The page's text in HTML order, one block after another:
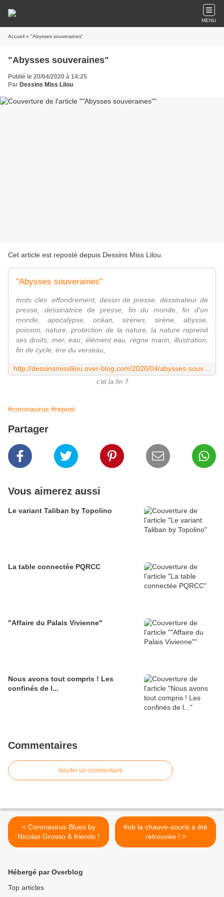
MENU
Accueil » "Abysses souveraines"
"Abysses souveraines"
Publié le 20/04/2020 à 14:25
Par Dessins Miss Lilou
Cet article est reposté depuis Dessins Miss Lilou
"Abysses souveraines"
mots clés :effondrement, dessin de presse, dessinateur de
presse, dessinatrice de presse, fin du monde, fin d'un
monde, apocalypse, océan, sirènes, sirène, abysse,
poisson, nature, protection de la nature, la nature reprend
ses droits, mer, eau, élément eau, règne marin, illustration,
fin de cycle, ère du verseau,
c'et la fin ?
#coronavirus #repost
Partager
Vous aimerez aussi
Le variant Taliban by Topolino
La table connectée PQRCC
"Affaire du Palais Vivienne"
Nous avons tout compris ! Les
confinés de l...
Commentaires
Ajouter un commentaire
< Coronavirus Blues by
Nicolas Grosso & friends !
#ob la chauve-souris a été
retrouvée ! >
Hébergé par Overblog
Top articles